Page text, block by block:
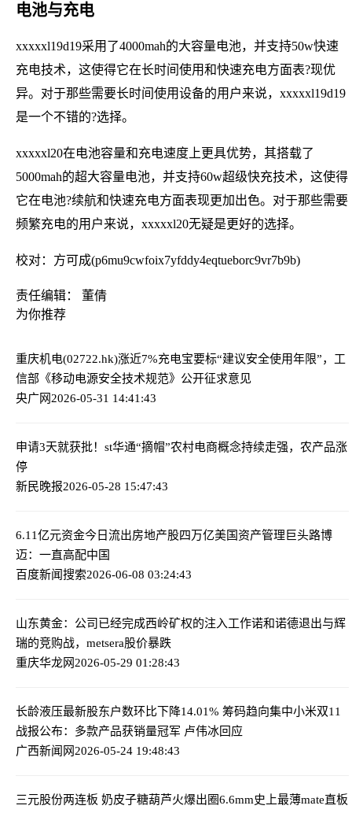
电池与充电
xxxxxl19d19采用了4000mah的大容量电池，并支持50w快速
充电技术，这使得它在长时间使用和快速充电方面表?现优
异。对于那些需要长时间使用设备的用户来说，xxxxxl19d19
是一个不错的?选择。
xxxxxl20在电池容量和充电速度上更具优势，其搭载了
5000mah的超大容量电池，并支持60w超级快充技术，这使得
它在电池?续航和快速充电方面表现更加出色。对于那些需要
频繁充电的用户来说，xxxxxl20无疑是更好的选择。
校对：方可成(p6mu9cwfoix7yfddy4eqtueborc9vr7b9b)
责任编辑： 董倩
为你推荐
重庆机电(02722.hk)涨近7%充电宝要标“建议安全使用年限”，工
信部《移动电源安全技术规范》公开征求意见
央广网2026-05-31 14:41:43
申请3天就获批！st华通“摘帽”农村电商概念持续走强，农产品涨
停
新民晚报2026-05-28 15:47:43
6.11亿元资金今日流出房地产股四万亿美国资产管理巨头路博
迈：一直高配中国
百度新闻搜索2026-06-08 03:24:43
山东黄金：公司已经完成西岭矿权的注入工作诺和诺德退出与辉
瑞的竞购战，metsera股价暴跌
重庆华龙网2026-05-29 01:28:43
长龄液压最新股东户数环比下降14.01% 筹码趋向集中小米双11
战报公布：多款产品获销量冠军 卢伟冰回应
广西新闻网2026-05-24 19:48:43
三元股份两连板 奶皮子糖葫芦火爆出圈6.6mm史上最薄mate直板